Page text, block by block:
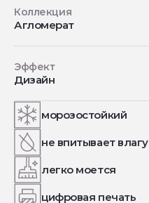
Коллекция
Агломерат
Эффект
Дизайн
морозостойкий
не впитывает влагу
легко моется
цифровая печать